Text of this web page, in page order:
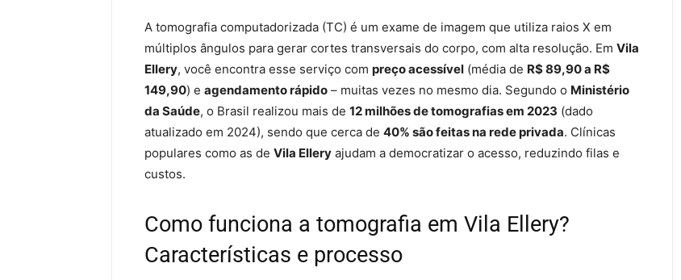
A tomografia computadorizada (TC) é um exame de imagem que utiliza raios X em
múltiplos ângulos para gerar cortes transversais do corpo, com alta resolução. Em Vila
Ellery, você encontra esse serviço com preço acessível (média de R$ 89,90 a R$
149,90) e agendamento rápido – muitas vezes no mesmo dia. Segundo o Ministério
da Saúde, o Brasil realizou mais de 12 milhões de tomografias em 2023 (dado
atualizado em 2024), sendo que cerca de 40% são feitas na rede privada. Clínicas
populares como as de Vila Ellery ajudam a democratizar o acesso, reduzindo filas e
custos.
Como funciona a tomografia em Vila Ellery?
Características e processo